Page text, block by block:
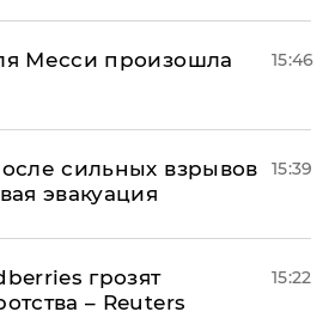
Месси произошла
15:46
сильных взрывов
эвакуация
15:39
грозят
– Reuters
15:22